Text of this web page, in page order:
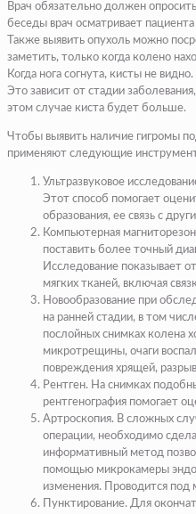
Врач обязательно должен
беседы врач осматривает
Также выявить опухоль можно
заметить, только когда колено
Когда нога согнута, кисты не
Это зависит от стадии
этом случае киста будет больше.
Чтобы выявить наличие гигромы
применяют следующие
Ультразвуковое
Этот способ помогает
образования, ее связь с
Компьютерная
поставить более точный
Исследование показывает
мягких тканей, включая
Новообразование при
на ранней стадии, в том
послойных снимках колена
микротрещины, очаги
повреждения хрящей,
Рентген. На снимках
рентгенография помогает
Артроскопия. В сложных
операции, необходимо
информативный метод
помощью микрокамеры
изменения. Проводится
Пунктирование. Для